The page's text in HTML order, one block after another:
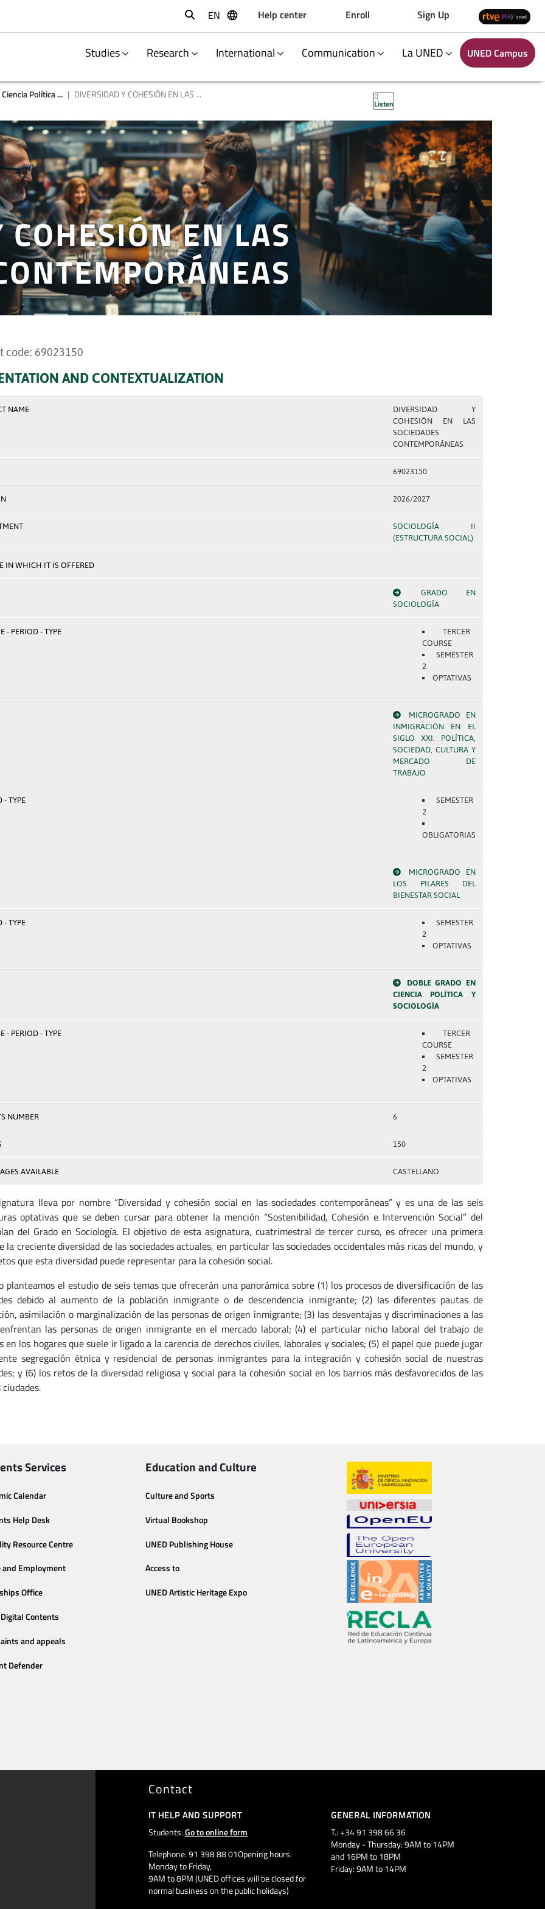
Buscar
EN Help center Enroll Sign Up
Studies Research International Communication La UNED UNED Campus
Política ... DIVERSIDAD Y COHESIÓN EN LAS ...
Listen
EN LAS
code: 69023150
AND CONTEXTUALIZATION
NAME
DIVERSIDAD Y
COHESIÓN EN LAS
SOCIEDADES
CONTEMPORÁNEAS
69023150
2026/2027
SOCIOLOGÍA II
(ESTRUCTURA SOCIAL)
IN WHICH IT IS OFFERED
GRADO EN
SOCIOLOGÍA
- PERIOD - TYPE
TERCER
COURSE
SEMESTER
2
OPTATIVAS
MICROGRADO EN
INMIGRACIÓN EN EL
SIGLO XXI: POLÍTICA,
SOCIEDAD, CULTURA Y
MERCADO DE
TRABAJO
- TYPE
SEMESTER
2
OBLIGATORIAS
MICROGRADO EN
LOS PILARES DEL
BIENESTAR SOCIAL
- TYPE
SEMESTER
2
OPTATIVAS
DOBLE GRADO EN
CIENCIA POLÍTICA Y
SOCIOLOGÍA
- PERIOD - TYPE
TERCER
COURSE
SEMESTER
2
OPTATIVAS
NUMBER 6
150
AVAILABLE CASTELLANO
lleva por nombre “Diversidad y cohesión social en las sociedades contemporáneas” y es una de las seis
optativas que se deben cursar para obtener la mención “Sostenibilidad, Cohesión e Intervención Social” del
del Grado en Sociología. El objetivo de esta asignatura, cuatrimestral de tercer curso, es ofrecer una primera
la creciente diversidad de las sociedades actuales, en particular las sociedades occidentales más ricas del mundo, y
que esta diversidad puede representar para la cohesión social.
planteamos el estudio de seis temas que ofrecerán una panorámica sobre (1) los procesos de diversificación de las
debido al aumento de la población inmigrante o de descendencia inmigrante; (2) las diferentes pautas de
asimilación o marginalización de las personas de origen inmigrante; (3) las desventajas y discriminaciones a las
las personas de origen inmigrante en el mercado laboral; (4) el particular nicho laboral del trabajo de
en los hogares que suele ir ligado a la carencia de derechos civiles, laborales y sociales; (5) el papel que puede jugar
segregación étnica y residencial de personas inmigrantes para la integración y cohesión social de nuestras
y (6) los retos de la diversidad religiosa y social para la cohesión social en los barrios más desfavorecidos de las
Services
Calendar
Help Desk
Resource Centre
and Employment
Office
Contents
and appeals
Defender
Education and Culture
Culture and Sports
Virtual Bookshop
UNED Publishing House
Access to
UNED Artistic Heritage Expo
Contact
IT HELP AND SUPPORT
Students:Go to online form
Telephone: 91 398 88 01Opening hours:
Monday to Friday,
9AM to 8PM (UNED offices will be closed for
normal business on the public holidays)
GENERAL INFORMATION
T.: +34 91 398 66 36
Monday - Thursday: 9AM to 14PM
and 16PM to 18PM
Friday: 9AM to 14PM